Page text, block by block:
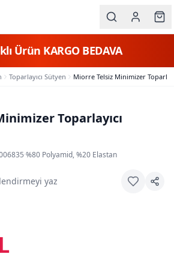
Ürün KARGO BEDAVA
Toparlayıcı Sütyen Miorre Telsiz Minimizer
Toparlayıcı
·%80 Polyamid, %20 Elastan
yaz